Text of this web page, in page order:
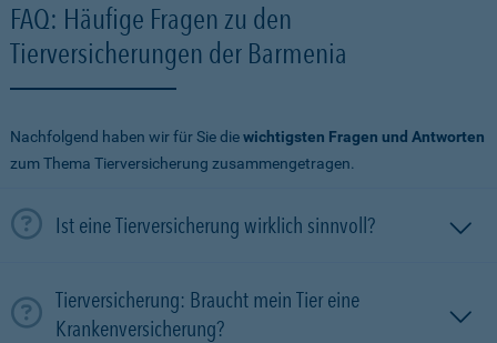
FAQ: Häufige Fragen zu den
Tierversicherungen der Barmenia
Nachfolgend haben wir für Sie diewichtigsten Fragen und Antworten
zum Thema Tierversicherung zusammengetragen.
Ist eine Tierversicherung wirklich sinnvoll?
Tierversicherung: Braucht mein Tier eine
Krankenversicherung?